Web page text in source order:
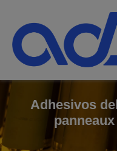
Adhesivos